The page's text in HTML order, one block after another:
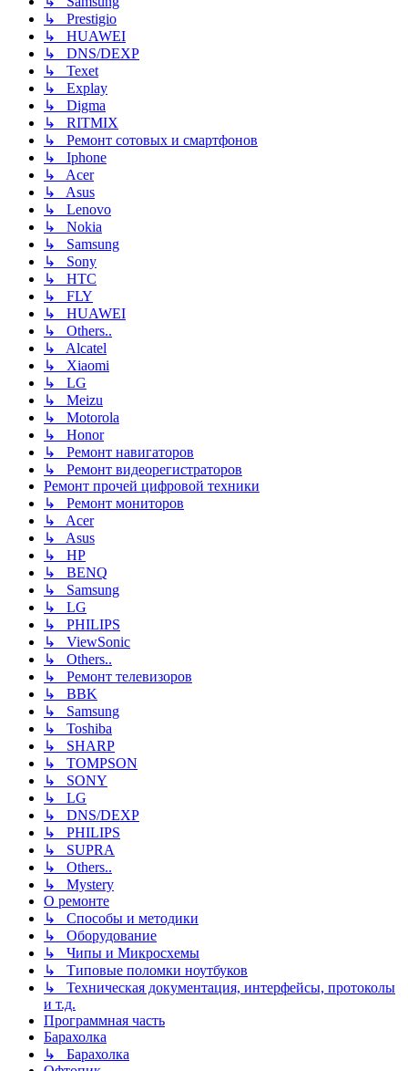
↳ Prestigio
↳ HUAWEI
↳ DNS/DEXP
↳ Texet
↳ Explay
↳ Digma
↳ RITMIX
↳ Ремонт сотовых и смартфонов
↳ Iphone
↳ Acer
↳ Asus
↳ Lenovo
↳ Nokia
↳ Samsung
↳ Sony
↳ HTC
↳ FLY
↳ HUAWEI
↳ Others..
↳ Alcatel
↳ Xiaomi
↳ LG
↳ Meizu
↳ Motorola
↳ Honor
↳ Ремонт навигаторов
↳ Ремонт видеорегистраторов
Ремонт прочей цифровой техники
↳ Ремонт мониторов
↳ Acer
↳ Asus
↳ HP
↳ BENQ
↳ Samsung
↳ LG
↳ PHILIPS
↳ ViewSonic
↳ Others..
↳ Ремонт телевизоров
↳ BBK
↳ Samsung
↳ Toshiba
↳ SHARP
↳ TOMPSON
↳ SONY
↳ LG
↳ DNS/DEXP
↳ PHILIPS
↳ SUPRA
↳ Others..
↳ Mystery
О ремонте
↳ Способы и методики
↳ Оборудование
↳ Чипы и Микросхемы
↳ Типовые поломки ноутбуков
↳ Техническая документация, интерфейсы, протоколы
и т.д.
Программная часть
Барахолка
↳ Барахолка